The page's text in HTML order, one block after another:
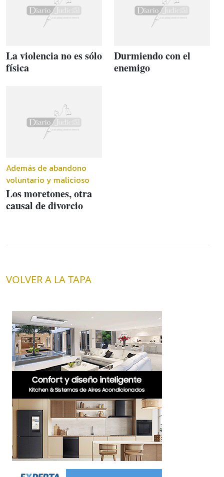
La violencia no es sólo
física
Durmiendo con el
enemigo
Además de abandono
voluntario y malicioso
Los moretones, otra
causal de divorcio
VOLVER A LA TAPA